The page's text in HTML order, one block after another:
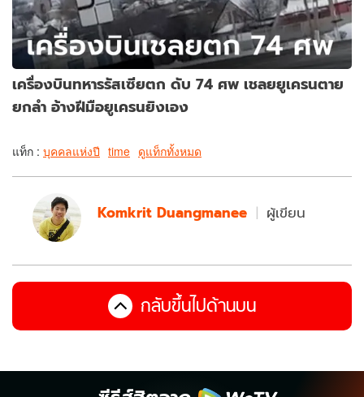
เครื่องบินทหารรัสเซียตก ดับ 74 ศพ เชลยยูเครนตาย
ยกลำ อ้างฝีมือยูเครนยิงเอง
แท็ก : บุคคลแห่งปี time ดูแท็กทั้งหมด
Komkrit Duangmanee ผู้เขียน
กลับขึ้นไปด้านบน